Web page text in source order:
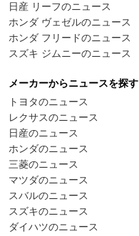
日産 リーフのニュース
ホンダ ヴェゼルのニュース
ホンダ フリードのニュース
スズキ ジムニーのニュース
メーカーからニュースを探す
トヨタのニュース
レクサスのニュース
日産のニュース
ホンダのニュース
三菱のニュース
マツダのニュース
スバルのニュース
スズキのニュース
ダイハツのニュース